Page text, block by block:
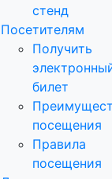
стенд
Посетителям
Получить
билет
посещения
Правила
посещения